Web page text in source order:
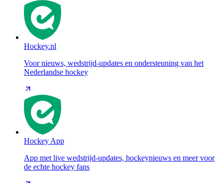
Hockey.nl
Voor nieuws, wedstrijd-updates en ondersteuning van het
Nederlandse hockey
Hockey App
App met live wedstrijd-updates, hockeynieuws en meer voor
de echte hockey fans